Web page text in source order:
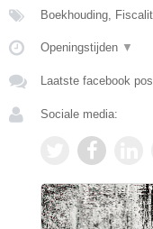
Boekhouding,
Openingstijden ▼
Laatste facebook
Sociale media: